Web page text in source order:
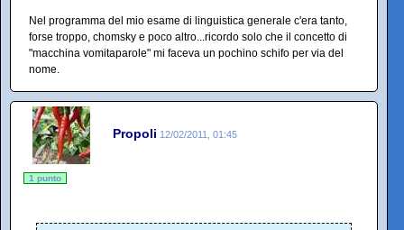
Nel programma del mio esame di linguistica generale c'era tanto,
forse troppo, chomsky e poco altro...ricordo solo che il concetto di
"macchina vomitaparole" mi faceva un pochino schifo per via del
nome.
Propoli 12/02/2011, 01:45
1 punto